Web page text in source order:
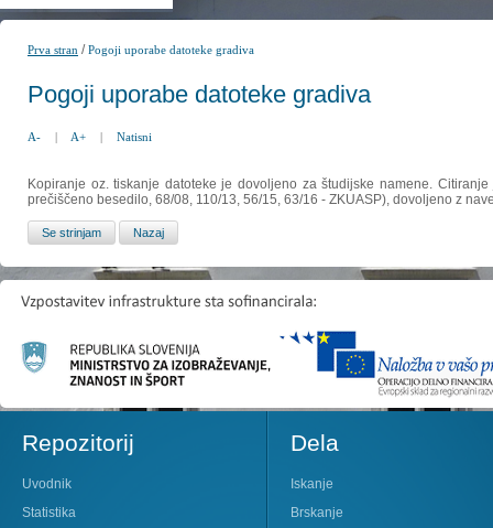
Prva stran /Pogoji uporabe datoteke gradiva
Pogoji uporabe datoteke gradiva
A- | A+ | Natisni
Kopiranje oz. tiskanje datoteke je dovoljeno za študijske namene.
prečiščeno besedilo, 68/08, 110/13, 56/15, 63/16 - ZKUASP), dovoljeno z
Repozitorij
Uvodnik
Statistika
Dela
Iskanje
Brskanje